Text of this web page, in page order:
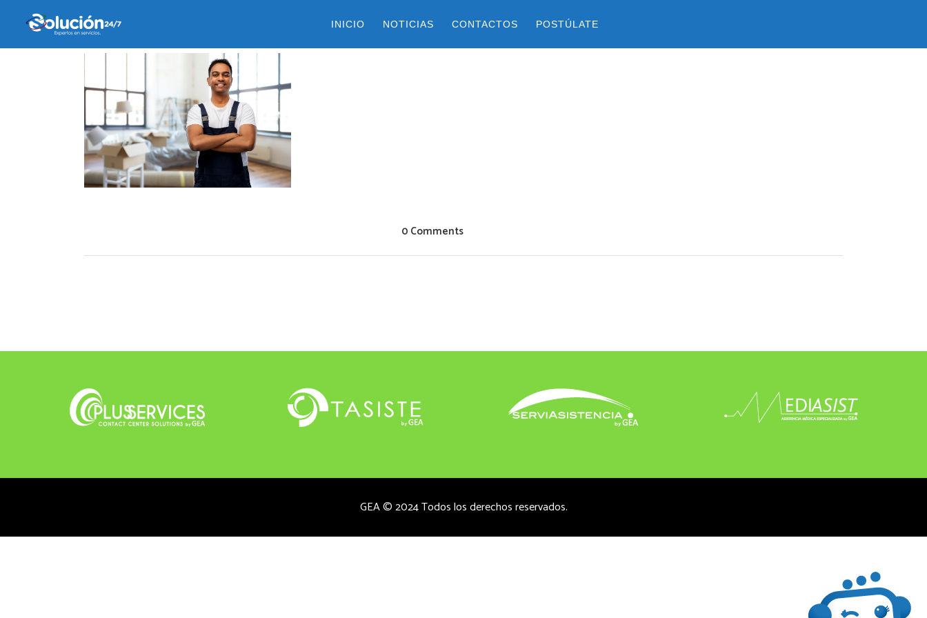
INICIO NOTICIAS CONTACTOS POSTÚLATE
29 diciembre, 2025
0 Comments
GEA © 2024 Todos los derechos reservados.